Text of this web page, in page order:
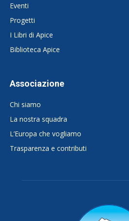
Eventi
Progetti
I Libri di Apice
Biblioteca Apice
Associazione
Chi siamo
La nostra squadra
L’Europa che vogliamo
Trasparenza e contributi